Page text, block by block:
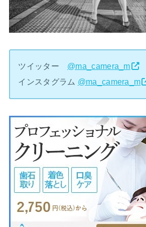
ツイッター @ma_camera_m
インスタグラム @ma_camera_m